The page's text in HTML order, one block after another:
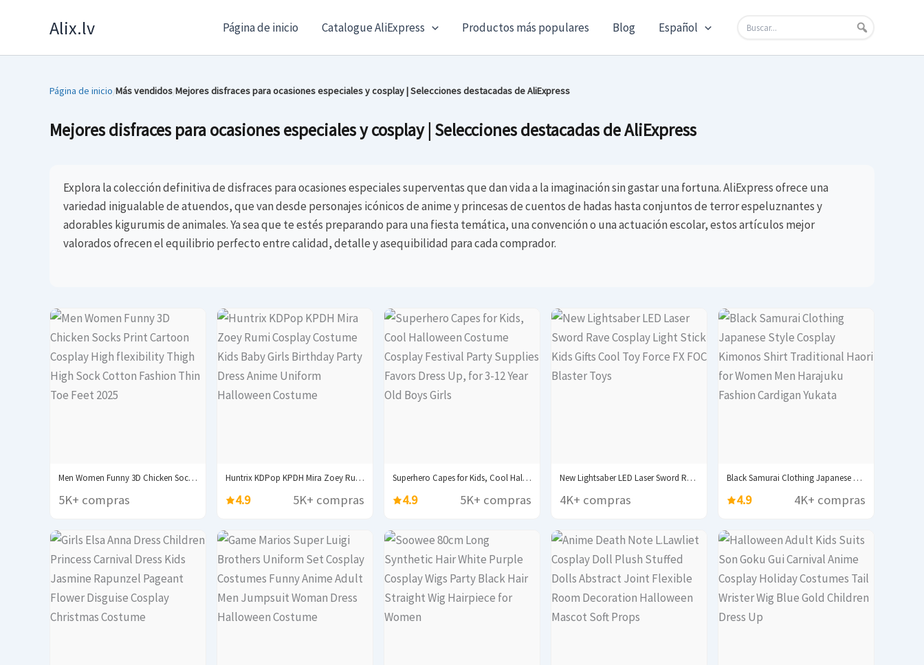
Alix.lv Página de inicio Catalogue AliExpress Productos más populares Blog Español
Página de inicio/Más vendidos/Mejores disfraces para ocasiones especiales y cosplay | Selecciones destacadas de AliExpress
Mejores disfraces para ocasiones especiales y cosplay | Selecciones destacadas de AliExpress
Explora la colección definitiva de disfraces para ocasiones especiales superventas que dan vida a la imaginación sin gastar una fortuna. AliExpress ofrece una
variedad inigualable de atuendos, que van desde personajes icónicos de anime y princesas de cuentos de hadas hasta conjuntos de terror espeluznantes y
adorables kigurumis de animales. Ya sea que te estés preparando para una fiesta temática, una convención o una actuación escolar, estos artículos mejor
valorados ofrecen el equilibrio perfecto entre calidad, detalle y asequibilidad para cada comprador.
Men Women Funny 3D Chicken Socks Print Cartoon...
5K+ compras
Huntrix KDPop KPDH Mira Zoey Rumi Cosplay Costume...
4.9 5K+ compras
Superhero Capes for Kids, Cool Halloween Costume Cosplay...
4.9 5K+ compras
New Lightsaber LED Laser Sword Rave Cosplay Light...
4K+ compras
Black Samurai Clothing Japanese Style Cosplay Kimonos Shirt...
4.9 4K+ compras